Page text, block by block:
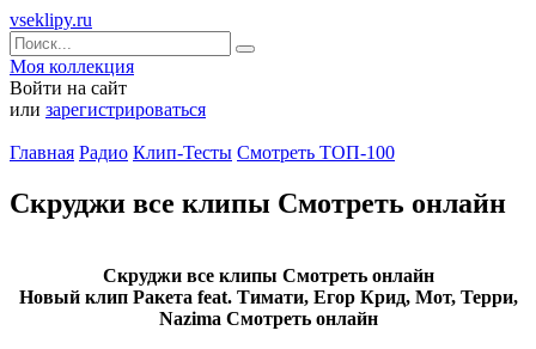
vseklipy.ru
Моя коллекция
Войти на сайт
или зарегистрироваться
Главная Радио Клип-Тесты Смотреть ТОП-100
Скруджи все клипы Смотреть онлайн
Скруджи все клипы Смотреть онлайн
Новый клип Ракета feat. Тимати, Егор Крид, Мот, Терри,
Nazima Смотреть онлайн